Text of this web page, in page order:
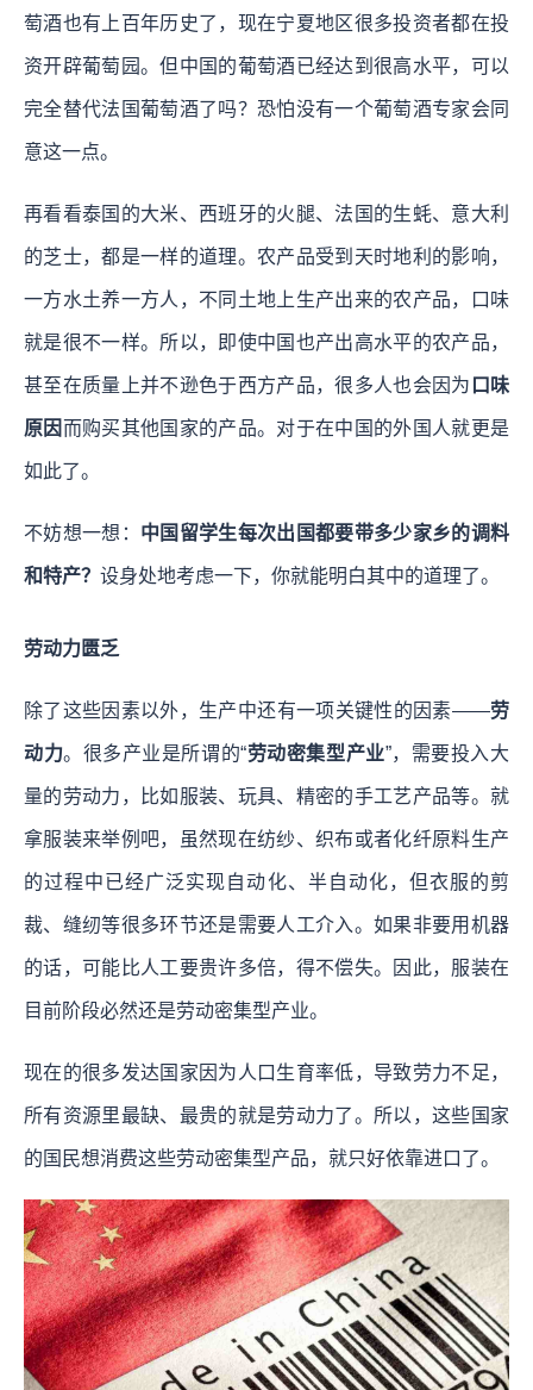
萄酒也有上百年历史了，现在宁夏地区很多投资者都在投
资开辟葡萄园。但中国的葡萄酒已经达到很高水平，可以
完全替代法国葡萄酒了吗？恐怕没有一个葡萄酒专家会同
意这一点。
再看看泰国的大米、西班牙的火腿、法国的生蚝、意大利
的芝士，都是一样的道理。农产品受到天时地利的影响，
一方水土养一方人，不同土地上生产出来的农产品，口味
就是很不一样。所以，即使中国也产出高水平的农产品，
甚至在质量上并不逊色于西方产品，很多人也会因为 口味
原因 而购买其他国家的产品。对于在中国的外国人就更是
如此了。
不妨想一想： 中国留学生每次出国都要带多少家乡的调料
和特产？ 设身处地考虑一下，你就能明白其中的道理了。
劳动力匮乏
除了这些因素以外，生产中还有一项关键性的因素——劳
动力。很多产业是所谓的“劳动密集型产业”，需要投入大
量的劳动力，比如服装、玩具、精密的手工艺产品等。就
拿服装来举例吧，虽然现在纺纱、织布或者化纤原料生产
的过程中已经广泛实现自动化、半自动化，但衣服的剪
裁、缝纫等很多环节还是需要人工介入。如果非要用机器
的话，可能比人工要贵许多倍，得不偿失。因此，服装在
目前阶段必然还是劳动密集型产业。
现在的很多发达国家因为人口生育率低，导致劳力不足，
所有资源里最缺、最贵的就是劳动力了。所以，这些国家
的国民想消费这些劳动密集型产品，就只好依靠进口了。